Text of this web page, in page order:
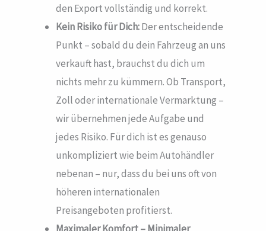
den Export vollständig und korrekt.
Kein Risiko für Dich:Der entscheidende
Punkt – sobald du dein Fahrzeug an uns
verkauft hast, brauchst du dich um
nichts mehr zu kümmern. Ob Transport,
Zoll oder internationale Vermarktung –
wir übernehmen jede Aufgabe und
jedes Risiko. Für dich ist es genauso
unkompliziert wie beim Autohändler
nebenan – nur, dass du bei uns oft von
höheren internationalen
Preisangeboten profitierst.
Maximaler Komfort – Minimaler